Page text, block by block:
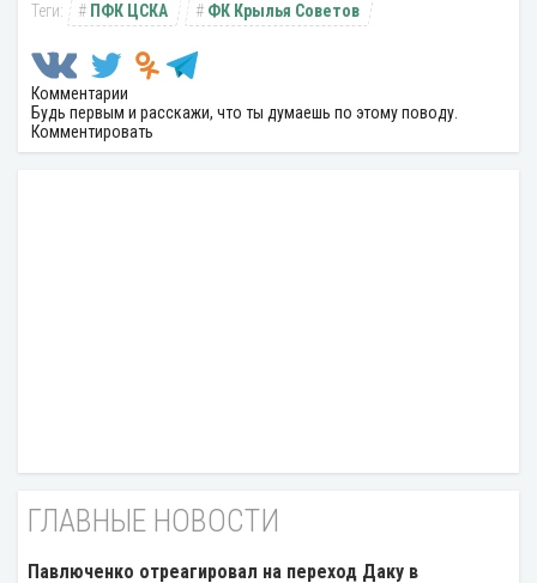
ПФК ЦСКА ФК Крылья Советов
Комментарии
Будь первым и расскажи, что ты думаешь по этому поводу.
Комментировать
ГЛАВНЫЕ НОВОСТИ
Павлюченко отреагировал на переход Даку в